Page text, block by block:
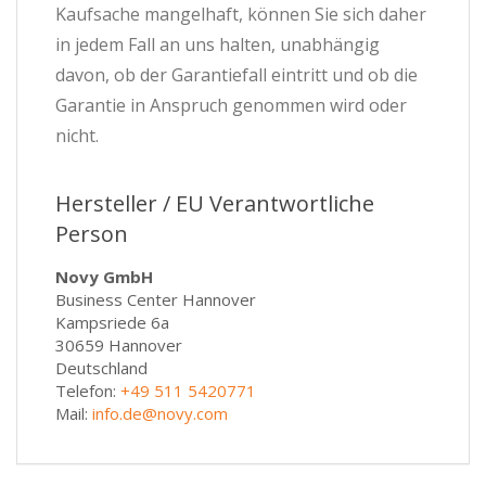
Kaufsache mangelhaft, können Sie sich daher
in jedem Fall an uns halten, unabhängig
davon, ob der Garantiefall eintritt und ob die
Garantie in Anspruch genommen wird oder
nicht.
Hersteller / EU Verantwortliche
Person
Novy GmbH
Business Center Hannover
Kampsriede 6a
30659 Hannover
Deutschland
Telefon: +49 511 5420771
Mail: info.de@novy.com